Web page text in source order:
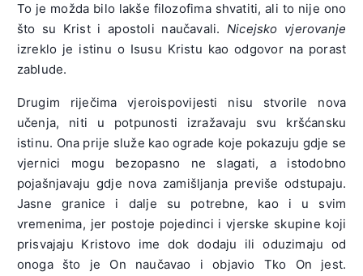
To je možda bilo lakše filozofima shvatiti, ali to nije ono
što su Krist i apostoli naučavali. Nicejsko vjerovanje
izreklo je istinu o Isusu Kristu kao odgovor na porast
zablude.
Drugim riječima vjeroispovijesti nisu stvorile nova
učenja, niti u potpunosti izražavaju svu kršćansku
istinu. Ona prije služe kao ograde koje pokazuju gdje se
vjernici mogu bezopasno ne slagati, a istodobno
pojašnjavaju gdje nova zamišljanja previše odstupaju.
Jasne granice i dalje su potrebne, kao i u svim
vremenima, jer postoje pojedinci i vjerske skupine koji
prisvajaju Kristovo ime dok dodaju ili oduzimaju od
onoga što je On naučavao i objavio Tko On jest.